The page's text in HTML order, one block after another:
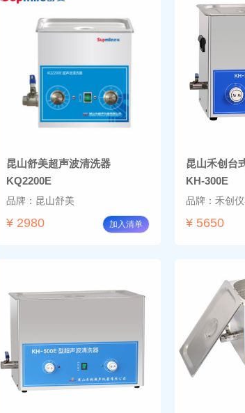
昆山舒美超声波清洗器
KQ2200E
品牌：昆山舒美
¥ 2980 加入清单
昆山禾创台
KH-300E
品牌：禾创
¥ 5650